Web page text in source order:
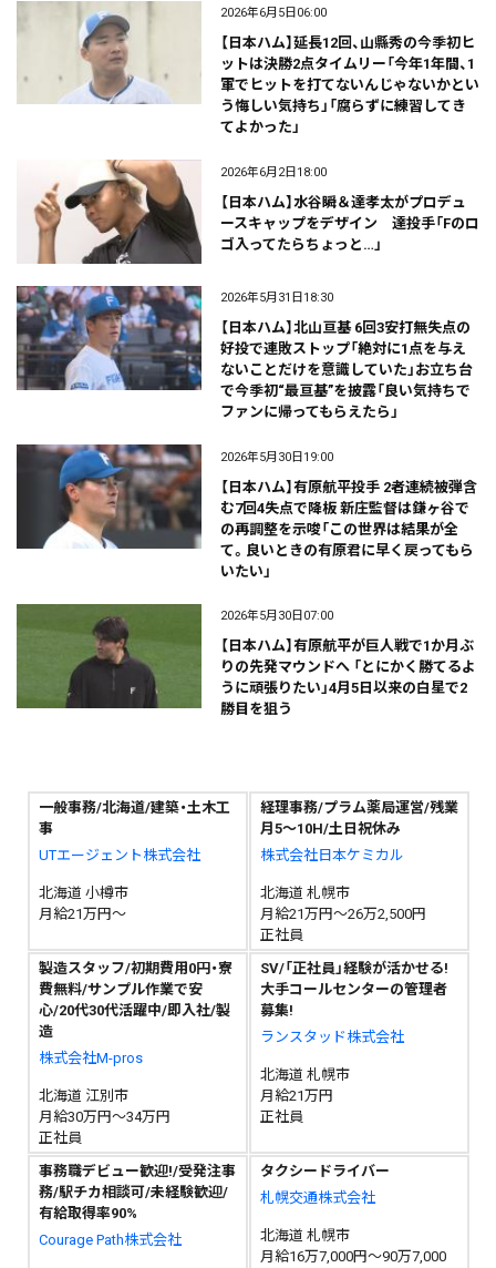
2026年6月5日06:00
【日本ハム】延長12回、山縣秀の今季初ヒ
ットは決勝2点タイムリー「今年1年間、1
軍でヒットを打てないんじゃないかとい
う悔しい気持ち」「腐らずに練習してき
てよかった」
2026年6月2日18:00
【日本ハム】水谷瞬＆達孝太がプロデュ
ースキャップをデザイン 達投手「Fのロ
ゴ入ってたらちょっと…」
2026年5月31日18:30
【日本ハム】北山亘基 6回3安打無失点の
好投で連敗ストップ「絶対に1点を与え
ないことだけを意識していた」お立ち台
で今季初“最亘基”を披露「良い気持ちで
ファンに帰ってもらえたら」
2026年5月30日19:00
【日本ハム】有原航平投手 2者連続被弾含
む7回4失点で降板 新庄監督は鎌ヶ谷で
の再調整を示唆「この世界は結果が全
て。良いときの有原君に早く戻ってもら
いたい」
2026年5月30日07:00
【日本ハム】有原航平が巨人戦で1か月ぶ
りの先発マウンドへ 「とにかく勝てるよ
うに頑張りたい」4月5日以来の白星で2
勝目を狙う
一般事務/北海道/建築・土木工
事
UTエージェント株式会社
北海道 小樽市
月給21万円～
経理事務/プラム薬局運営/残業
月5～10H/土日祝休み
株式会社日本ケミカル
北海道 札幌市
月給21万円～26万2,500円
正社員
製造スタッフ/初期費用0円・寮
費無料/サンプル作業で安
心/20代30代活躍中/即入社/製
造
株式会社M-pros
北海道 江別市
月給30万円～34万円
正社員
SV/「正社員」経験が活かせる!
大手コールセンターの管理者
募集!
ランスタッド株式会社
北海道 札幌市
月給21万円
正社員
事務職デビュー歓迎!/受発注事
務/駅チカ相談可/未経験歓迎/
有給取得率90%
Courage Path株式会社
タクシードライバー
札幌交通株式会社
北海道 札幌市
月給16万7,000円～90万7,000